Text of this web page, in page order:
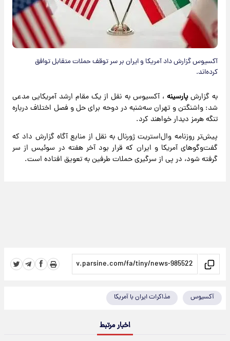
آکسیوس گزارش داد آمریکا و ایران بر سر توقف حملات متقابل توافق
کرده‌اند.
به گزارشپارسینه ، آکسیوس به نقل از یک مقام ارشد آمریکایی مدعی
شد: واشنگتن و تهران سه‌شنبه در دوحه برای حل و فصل اختلاف درباره
تنگه هرمز دیدار خواهند کرد.
پیش‌تر روزنامه وال‌استریت ژورنال به نقل از منابع آگاه گزارش داد که
گفت‌وگوهای آمریکا و ایران که قرار بود آخر هفته در سوئیس از سر
گرفته شود، در پی از سرگیری حملات طرفین به تعویق افتاده است.
آکسیوس مذاکرات ایران با آمریکا
اخبار مرتبط